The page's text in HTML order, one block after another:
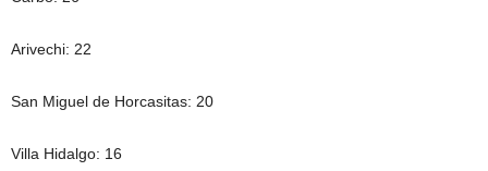
Arivechi: 22
San Miguel de Horcasitas: 20
Villa Hidalgo: 16